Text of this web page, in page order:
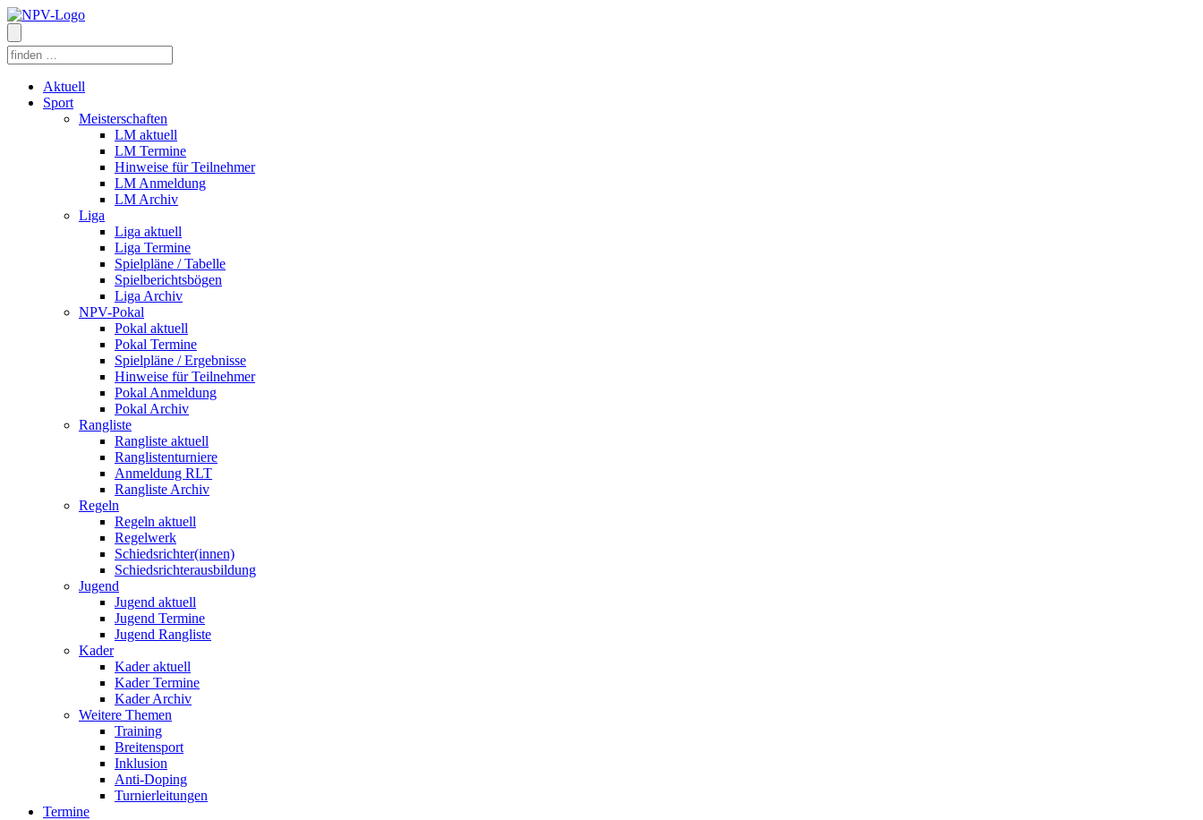
Aktuell
Sport
Meisterschaften
LM aktuell
LM Termine
Hinweise für Teilnehmer
LM Anmeldung
LM Archiv
Liga
Liga aktuell
Liga Termine
Spielpläne / Tabelle
Spielberichtsbögen
Liga Archiv
NPV-Pokal
Pokal aktuell
Pokal Termine
Spielpläne / Ergebnisse
Hinweise für Teilnehmer
Pokal Anmeldung
Pokal Archiv
Rangliste
Rangliste aktuell
Ranglistenturniere
Anmeldung RLT
Rangliste Archiv
Regeln
Regeln aktuell
Regelwerk
Schiedsrichter(innen)
Schiedsrichterausbildung
Jugend
Jugend aktuell
Jugend Termine
Jugend Rangliste
Kader
Kader aktuell
Kader Termine
Kader Archiv
Weitere Themen
Training
Breitensport
Inklusion
Anti-Doping
Turnierleitungen
Termine